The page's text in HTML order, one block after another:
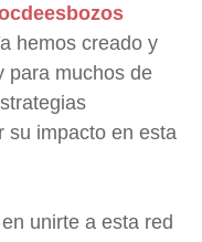
hemos creado y
para muchos de
su impacto en esta
unirte a esta red